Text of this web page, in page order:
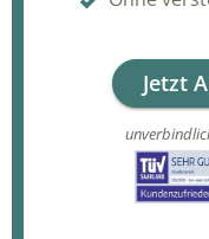
Jetzt